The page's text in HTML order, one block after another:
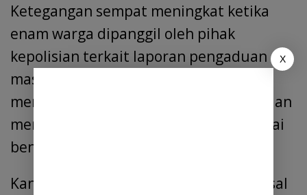
Ketegangan sempat meningkat ketika
enam warga dipanggil oleh pihak
kepolisian terkait laporan pengaduan
masyarakat (dumas). Pemanggilan itu
memicu reaksi warga lain yang kemudian
mendatangi Polsek Talun Kenas sebagai
bentuk solidaritas.
Kanit Reskrim Polsek Talun Kenas, Amsal
X